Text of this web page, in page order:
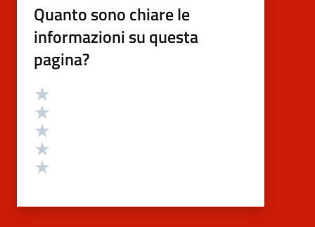
Quanto sono chiare le
informazioni su questa
pagina?
Valutazione